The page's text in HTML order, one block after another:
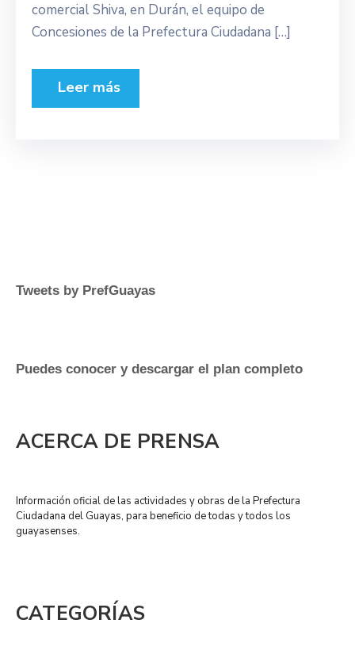
comercial Shiva, en Durán, el equipo de
Concesiones de la Prefectura Ciudadana […]
Leer más
Tweets by PrefGuayas
Puedes conocer y descargar el plan completo
ACERCA DE PRENSA
Información oficial de las actividades y obras de la Prefectura
Ciudadana del Guayas, para beneficio de todas y todos los
guayasenses.
CATEGORÍAS